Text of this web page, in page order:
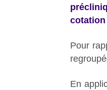
cotation
Pour
En